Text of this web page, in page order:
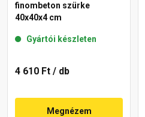
finombeton szürke
40x40x4 cm
Gyártói készleten
4 610 Ft / db
Megnézem